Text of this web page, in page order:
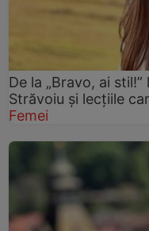
De la „Bravo, ai
Străvoiu și lecțiile
Femei